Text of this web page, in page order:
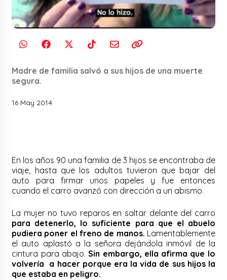
Madre de familia salvó a sus hijos de una muerte
segura.
16 May 2014
En los años 90 una familia de 3 hijos se encontraba de
viaje, hasta que los adultos tuvieron que bajar del
auto para firmar unos papeles y fue entonces
cuando el carro avanzó con dirección a un abismo.
La mujer no tuvo reparos en saltar delante del carro
para detenerlo, lo suficiente para que el abuelo
pudiera poner el freno de manos. Lamentablemente
el auto aplastó a la señora dejándola inmóvil de la
cintura para abajo.Sin embargo, ella afirma que lo
volvería a hacer porque era la vida de sus hijos la
que estaba en peligro.